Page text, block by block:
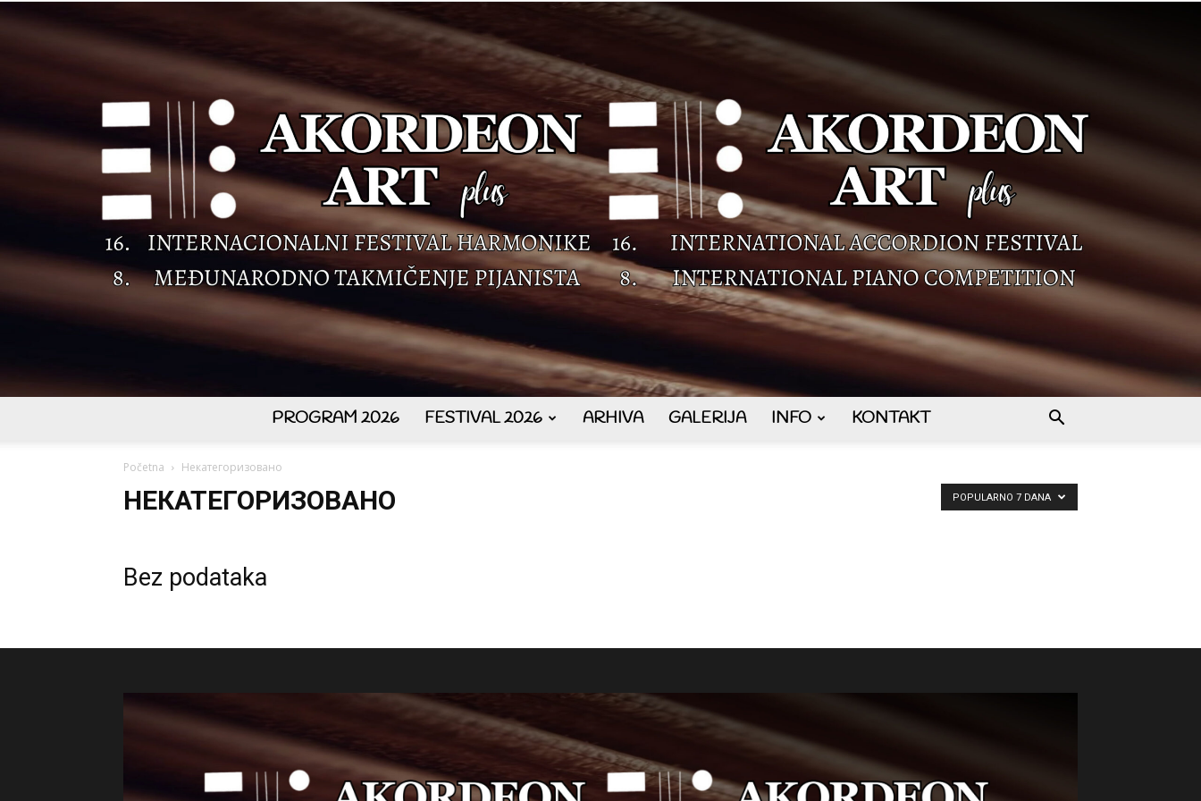
PROGRAM 2026 FESTIVAL 2026 ARHIVA GALERIJA INFO KONTAKT
Početna Некатегоризовано
НЕКАТЕГОРИЗОВАНО POPULARNO 7 DANA
Bez podataka